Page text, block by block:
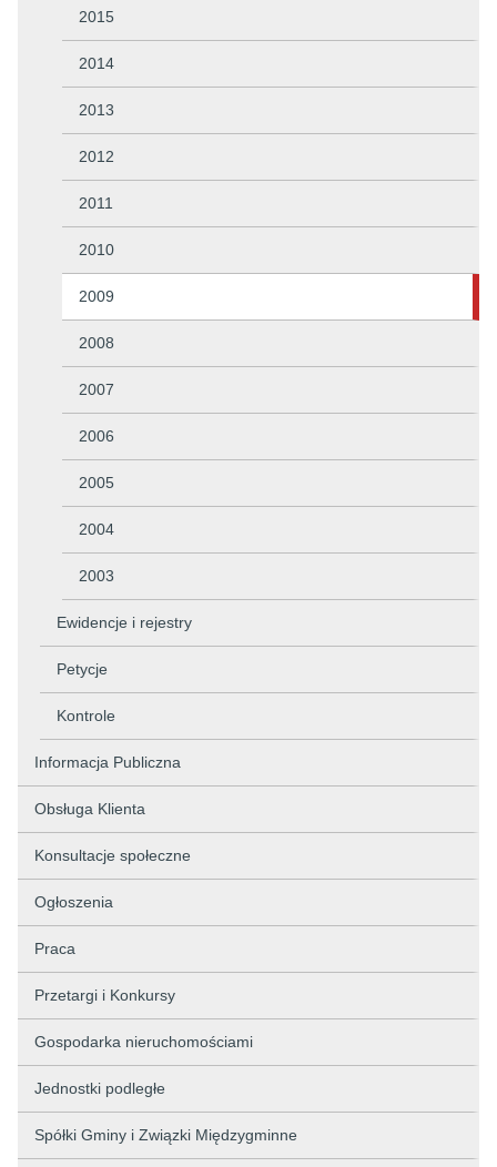
2015
2014
2013
2012
2011
2010
2009
2008
2007
2006
2005
2004
2003
Ewidencje i rejestry
Petycje
Kontrole
Informacja Publiczna
Obsługa Klienta
Konsultacje społeczne
Ogłoszenia
Praca
Przetargi i Konkursy
Gospodarka nieruchomościami
Jednostki podległe
Spółki Gminy i Związki Międzygminne